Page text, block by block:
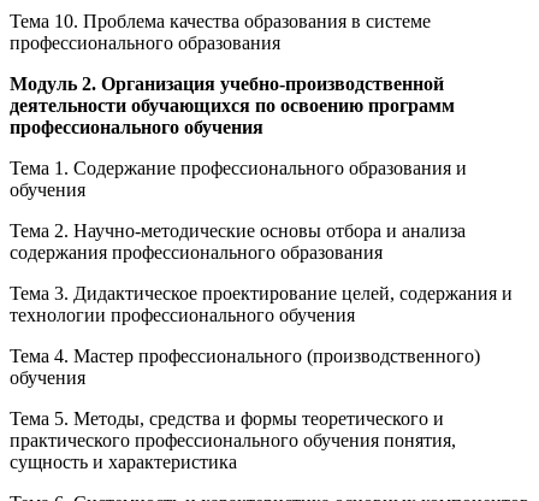
Тема 10. Проблема качества образования в системе
профессионального образования
Модуль 2. Организация учебно-производственной
деятельности обучающихся по освоению программ
профессионального обучения
Тема 1. Содержание профессионального образования и
обучения
Тема 2. Научно-методические основы отбора и анализа
содержания профессионального образования
Тема 3. Дидактическое проектирование целей, содержания и
технологии профессионального обучения
Тема 4. Мастер профессионального (производственного)
обучения
Тема 5. Методы, средства и формы теоретического и
практического профессионального обучения понятия,
сущность и характеристика